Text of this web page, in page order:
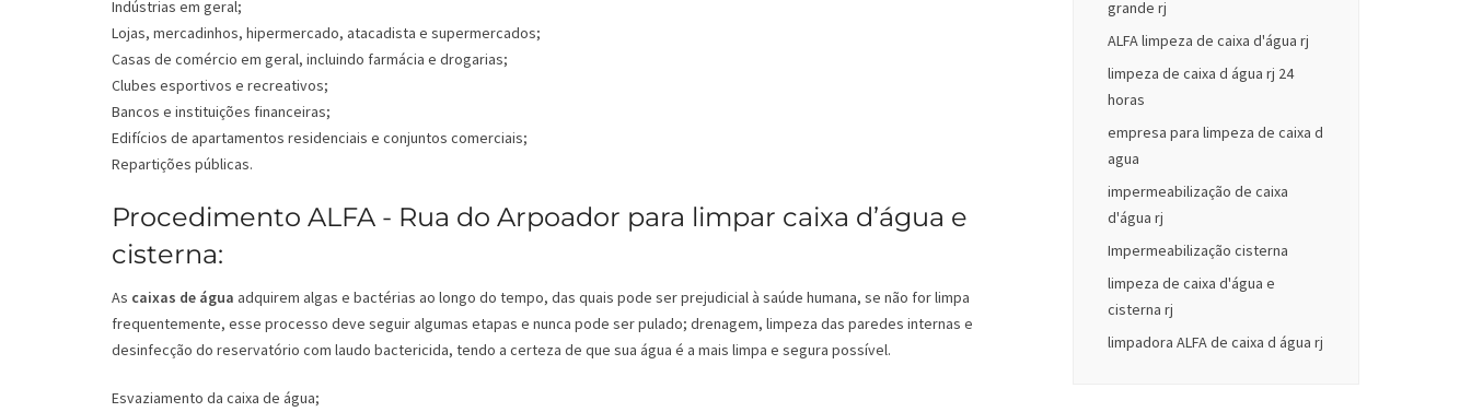
grande rj
ALFA limpeza de caixa d'água rj
limpeza de caixa d água rj 24
horas
empresa para limpeza de caixa d
agua
impermeabilização de caixa
d'água rj
Impermeabilização cisterna
limpeza de caixa d'água e
cisterna rj
limpadora ALFA de caixa d água rj
Indústrias em geral;
Lojas, mercadinhos, hipermercado, atacadista e supermercados;
Casas de comércio em geral, incluindo farmácia e drogarias;
Clubes esportivos e recreativos;
Bancos e instituições financeiras;
Edifícios de apartamentos residenciais e conjuntos comerciais;
Repartições públicas.
Procedimento ALFA - Rua do Arpoador para limpar caixa d’água e
cisterna:
As caixas de água adquirem algas e bactérias ao longo do tempo, das quais pode ser prejudicial à saúde humana, se não for limpa
frequentemente, esse processo deve seguir algumas etapas e nunca pode ser pulado; drenagem, limpeza das paredes internas e
desinfecção do reservatório com laudo bactericida, tendo a certeza de que sua água é a mais limpa e segura possível.
Esvaziamento da caixa de água;